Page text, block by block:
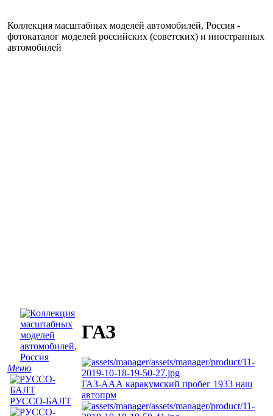
Коллекция масштабных моделей автомобилей, Россия -
фотокаталог моделей российских (советских) и иностранных
автомобилей
Меню
РУССО-БАЛТ
ГАЗ
ГАЗ-ААА каракумский пробег 1933 наш
автопрм